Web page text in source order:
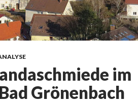
im
Grönenbach